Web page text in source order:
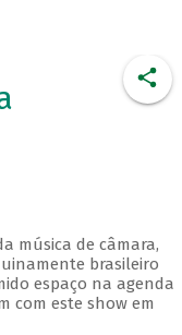
música de câmara,
brasileiro
espaço na agenda
com este show em